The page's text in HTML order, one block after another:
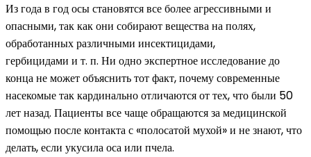
Из года в год осы становятся все более агрессивными и
опасными, так как они собирают вещества на полях,
обработанных различными инсектицидами,
гербицидами и т. п. Ни одно экспертное исследование до
конца не может объяснить тот факт, почему современные
насекомые так кардинально отличаются от тех, что были 50
лет назад. Пациенты все чаще обращаются за медицинской
помощью после контакта с «полосатой мухой» и не знают, что
делать, если укусила оса или пчела.